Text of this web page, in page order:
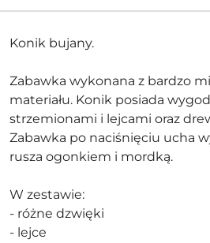
Konik bujany.
Zabawka wykonana z bardzo
materiału. Konik posiada
strzemionami i lejcami oraz
Zabawka po naciśnięciu ucha
rusza ogonkiem i mordką.
W zestawie:
- różne dzwięki
- lejce